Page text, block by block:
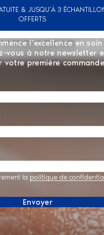
& JUSQU’À 3
OFFERTS
l’excellence en
vous à notre newsletter
votre première
la politique de
Envoyer